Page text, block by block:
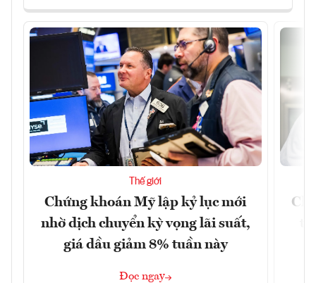
Thế giới
Chứng khoán Mỹ lập kỷ lục mới
nhờ dịch chuyển kỳ vọng lãi suất,
giá dầu giảm 8% tuần này
Đọc ngay